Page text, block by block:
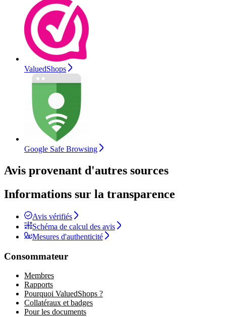
ValuedShops
Google Safe Browsing
Avis provenant d'autres sources
Informations sur la transparence
Avis vérifiés
Schéma de calcul des avis
Mesures d'authenticité
Consommateur
Membres
Rapports
Pourquoi ValuedShops ?
Collatéraux et badges
Pour les documents